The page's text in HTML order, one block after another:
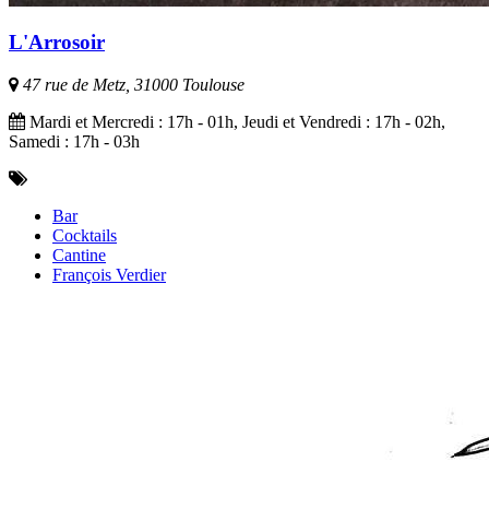
L'Arrosoir
47 rue de Metz, 31000 Toulouse
Mardi et Mercredi : 17h - 01h, Jeudi et Vendredi : 17h - 02h,
Samedi : 17h - 03h
Bar
Cocktails
Cantine
François Verdier